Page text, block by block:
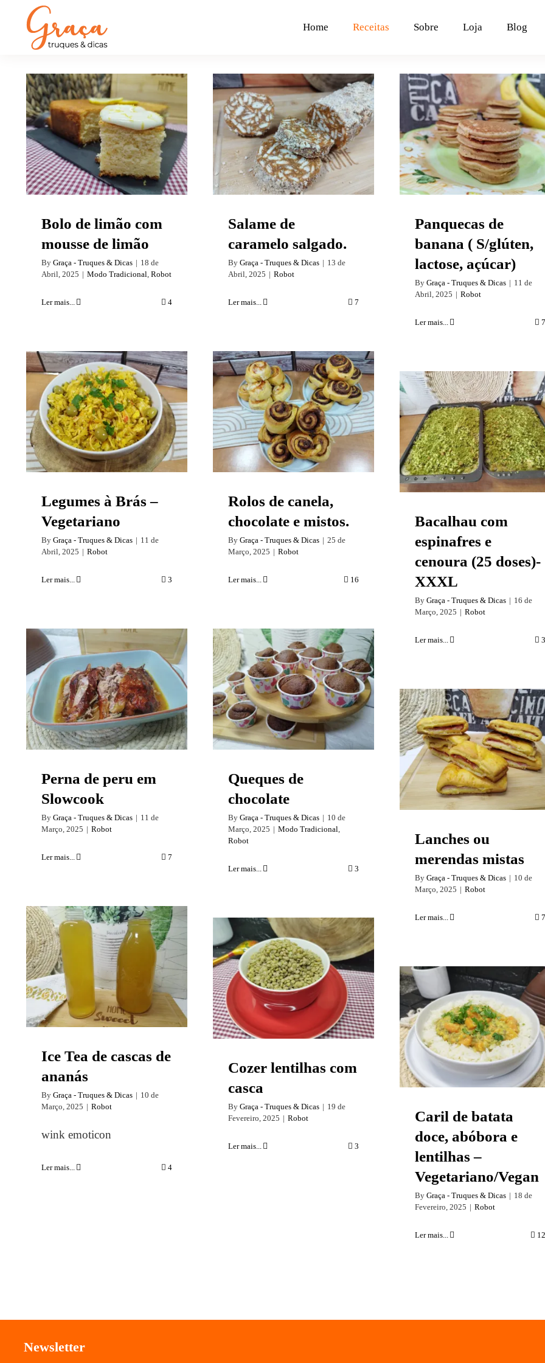
Home Receitas Sobre Loja Blog
Bolo de limão com
mousse de limão
Bolo de limão com
mousse de limão
By Graça - Truques & Dicas | 18 de
Abril, 2025 | Modo Tradicional Robot
Ler mais... 4
Salame de caramelo
salgado.
Salame de
caramelo salgado.
By Graça - Truques & Dicas | 13 de
Abril, 2025 | Robot
Ler mais... 7
Panquecas de banana
S/glúten, lactose,
açúcar)
Panquecas de
banana ( S/glúten,
lactose, açúcar)
By Graça - Truques & Dicas | 11 de
Abril, 2025 | Robot
Ler mais...
Legumes à Brás –
Vegetariano
Legumes à Brás –
Vegetariano
By Graça - Truques & Dicas | 11 de
Abril, 2025 | Robot
Ler mais... 3
Rolos de canela,
chocolate e mistos.
Rolos de canela,
chocolate e mistos.
By Graça - Truques & Dicas | 25 de
Março, 2025 | Robot
Ler mais... 16
Bacalhau com
espinafres e cenoura
(25 doses)- XXXL
Bacalhau com
espinafres e
cenoura (25 doses)-
XXXL
By Graça - Truques & Dicas | 16 de
Março, 2025 | Robot
Ler mais...
Perna de peru em
Slowcook
Perna de peru em
Slowcook
By Graça - Truques & Dicas | 11 de
Março, 2025 | Robot
Ler mais... 7
Queques de chocolate
Queques de
chocolate
By Graça - Truques & Dicas | 10 de
Março, 2025 | Modo Tradicional
Robot
Ler mais... 3
Lanches ou merendas
mistas
Lanches ou
merendas mistas
By Graça - Truques & Dicas | 10 de
Março, 2025 | Robot
Ler mais...
Ice Tea de cascas de
ananás
Ice Tea de cascas de
ananás
By Graça - Truques & Dicas | 10 de
Março, 2025 | Robot
wink emoticon
Ler mais... 4
Cozer lentilhas com
casca
Cozer lentilhas com
casca
By Graça - Truques & Dicas | 19 de
Fevereiro, 2025 | Robot
Ler mais... 3
Caril de batata doce,
abóbora e lentilhas –
Vegetariano/Vegan
Caril de batata
doce, abóbora e
lentilhas –
Vegetariano/Vegan
By Graça - Truques & Dicas | 18 de
Fevereiro, 2025 | Robot
Ler mais...
Newsletter